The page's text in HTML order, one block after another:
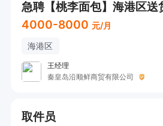
急聘【桃李面包】海港区送
4000-8000 元/月
海港区
王经理
秦皇岛沿顺鲜商贸有限公司
取件员